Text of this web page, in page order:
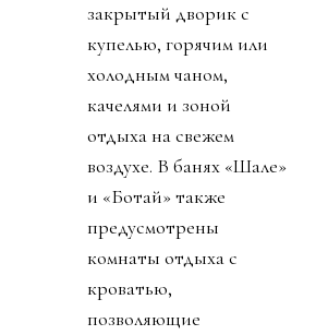
закрытый дворик с
купелью, горячим или
холодным чаном,
качелями и зоной
отдыха на свежем
воздухе. В банях «Шале»
и «Ботай» также
предусмотрены
комнаты отдыха с
кроватью,
позволяющие